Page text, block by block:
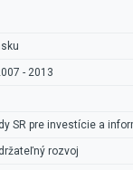
- 2013
SR pre investície a
rozvoj